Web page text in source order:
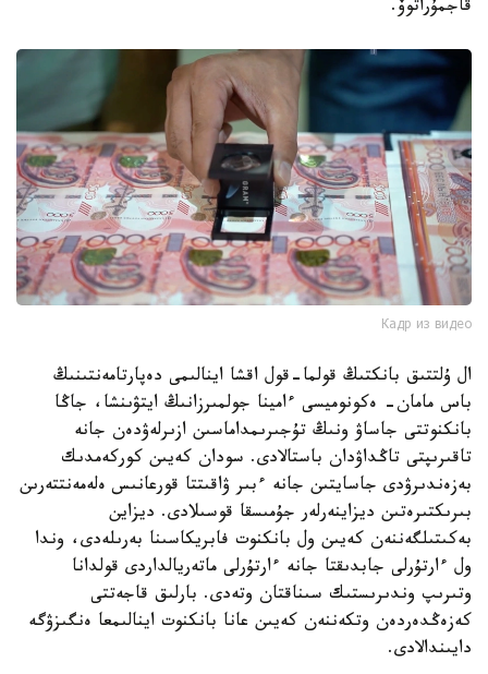
قاجمۇراتوۆ.
Кадр из видео
ال ۇلتتىق بانكتىڭ قولما-قول اقشا اينالىمى دەپارتامەنتىنىڭ
باس مامان- ەكونوميسى ءامينا جولمىرزانىڭ ايتۋىنشا، جاڭا
بانكنوتتى جاساۋ ونىڭ تۇجىرىمداماسىن ازىرلەۋدەن جانە
تاقىرىپتى تاڭداۋدان باستالادى. سودان كەيىن كوركەمدىك
بەزەندىرۋدى جاسايتىن جانە ءبىر ۋاقىتتا قورعانىس ەلەمەنتتەرىن
بىرىكتىرەتىن ديزاينەرلەر جۇمىسقا قوسىلادى. ديزاين
بەكىتىلگەننەن كەيىن ول بانكنوت فابريكاسىنا بەرىلەدى، وندا
ول ءارتۇرلى جابدىقتا جانە ءارتۇرلى ماتەريالداردى قولدانا
وتىرىپ وندىرىستىك سىناقتان وتەدى. بارلىق قاجەتتى
كەزەڭدەردەن وتكەننەن كەيىن عانا بانكنوت اينالىمعا ەنگىزۋگە
دايىندالادى.